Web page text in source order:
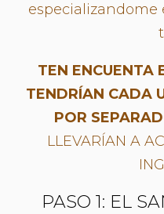
especializandome
TEN ENCUENTA
TENDRÍAN CADA
POR
LLEVARÍAN A
PASO 1: EL